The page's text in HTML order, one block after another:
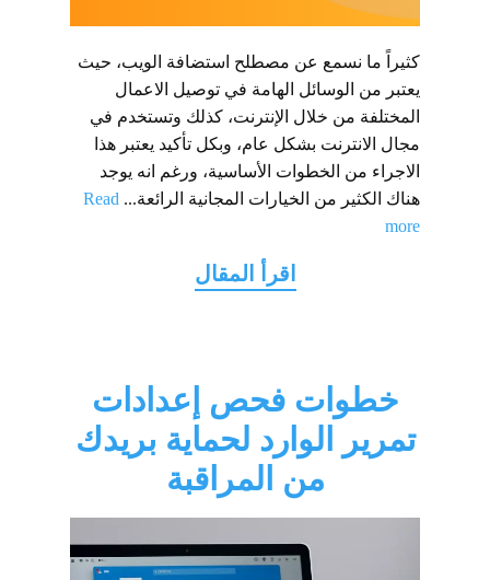
كثيراً ما نسمع عن مصطلح استضافة الويب، حيث
يعتبر من الوسائل الهامة في توصيل الاعمال
المختلفة من خلال الإنترنت، كذلك وتستخدم في
مجال الانترنت بشكل عام، وبكل تأكيد يعتبر هذا
الاجراء من الخطوات الأساسية، ورغم انه يوجد
هناك الكثير من الخيارات المجانية الرائعة... Read
more
خطوات فحص إعدادات
تمرير الوارد لحماية بريدك
من المراقبة